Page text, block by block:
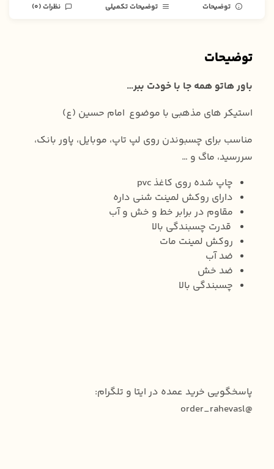
توضیحات توضیحات تکمیلی نظرات (0)
توضیحات
باور هاتو همه جا با خودت ببر…
استیکر های مذهبی با موضوع امام حسین (ع)
مناسب برای چسبوندن روی لپ تاپ، موبایل، پاور بانک،
سررسید، ماگ و …
چاپ شده روی کاغذ pvc
دارای روکش لمینت شنی داره
مقاوم در برابر خط و خش و آب
قدرت چسبندگی بالا
روکش لمینت مات
ضد آب
ضد خش
چسبندگی بالا
پاسخگویی خرید عمده در ایتا و تلگرام:
@order_rahevasl